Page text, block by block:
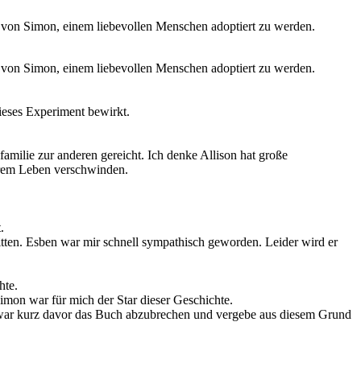
Simon, einem liebevollen Menschen adoptiert zu werden.
Simon, einem liebevollen Menschen adoptiert zu werden.
Experiment bewirkt.
zur anderen gereicht. Ich denke Allison hat große
Leben verschwinden.
Esben war mir schnell sympathisch geworden. Leider wird er
war für mich der Star dieser Geschichte.
kurz davor das Buch abzubrechen und vergebe aus diesem Grund